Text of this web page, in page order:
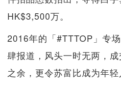
HK$3,500万。
2016年的「#TTTOP」专
肆报道，风头一时无两，
之余，更令苏富比成为年轻